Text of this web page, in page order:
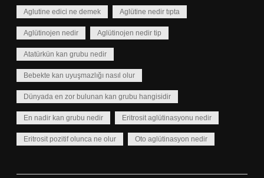
Aglutine edici ne demek Aglütine nedir tıpta
Aglütinojen nedir Aglütinojen nedir tip
Atatürkün kan grubu nedir
Bebekte kan uyuşmazlığı nasıl olur
Dünyada en zor bulunan kan grubu hangisidir
En nadir kan grubu nedir Eritrosit aglütinasyonu nedir
Eritrosit pozitif olunca ne olur Oto aglütinasyon nedir